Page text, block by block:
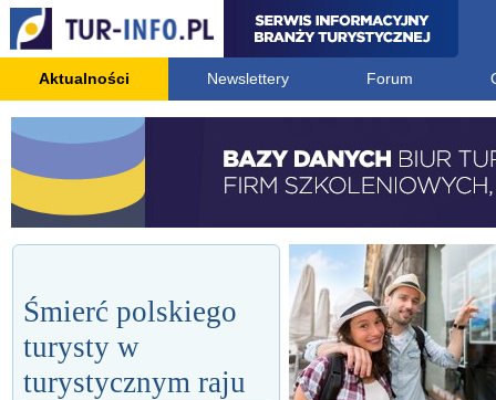
Aktualności Newslettery Forum
Śmierć polskiego
turysty w
turystycznym raju